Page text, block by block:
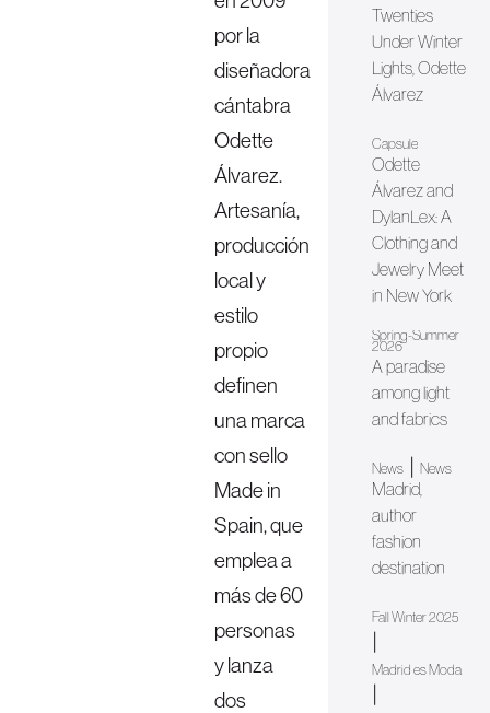
por la
diseñadora
cántabra
Odette
Álvarez.
Artesanía,
producción
local y
estilo
propio
definen
una marca
con sello
Made in
Spain, que
emplea a
más de 60
personas
y lanza
dos
Twenties
Under Winter
Lights, Odette
Álvarez
Capsule
Odette
Álvarez and
DylanLex: A
Clothing and
Jewelry Meet
in New York
Spring-Summer
2026
A paradise
among light
and fabrics
News |News
Madrid,
author
fashion
destination
Fall Winter 2025
Madrid es Moda